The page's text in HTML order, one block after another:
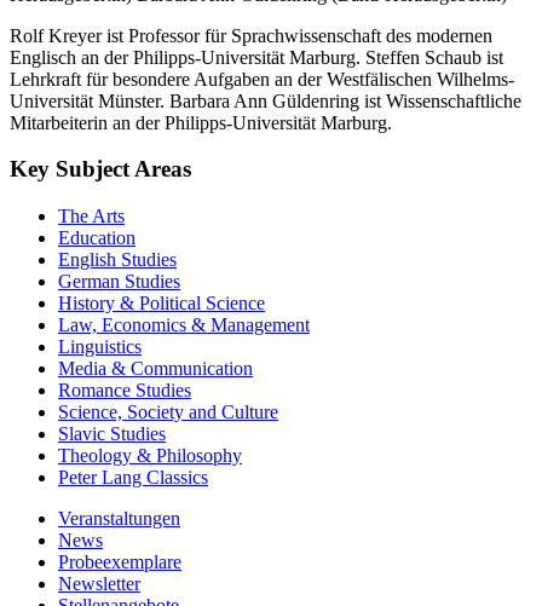
Rolf Kreyer ist Professor für Sprachwissenschaft des modernen
Englisch an der Philipps-Universität Marburg. Steffen Schaub ist
Lehrkraft für besondere Aufgaben an der Westfälischen Wilhelms-
Universität Münster. Barbara Ann Güldenring ist Wissenschaftliche
Mitarbeiterin an der Philipps-Universität Marburg.
Key Subject Areas
The Arts
Education
English Studies
German Studies
History & Political Science
Law, Economics & Management
Linguistics
Media & Communication
Romance Studies
Science, Society and Culture
Slavic Studies
Theology & Philosophy
Peter Lang Classics
Veranstaltungen
News
Probeexemplare
Newsletter